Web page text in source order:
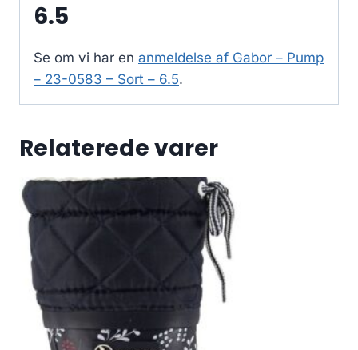
6.5
Se om vi har en anmeldelse af Gabor – Pump
– 23-0583 – Sort – 6.5.
Relaterede varer